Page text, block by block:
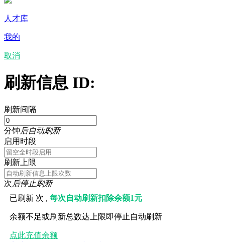
人才库
我的
取消
刷新信息 ID:
刷新间隔
分钟后自动刷新
启用时段
刷新上限
次后停止刷新
已刷新 次 ,每次自动刷新扣除余额1元
余额不足或刷新总数达上限即停止自动刷新
点此充值余额